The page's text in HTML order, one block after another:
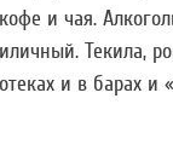
и чая.
Текила,
и в барах и